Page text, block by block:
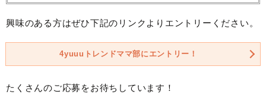
興味のある方はぜひ下記のリンクよりエントリーください。
4yuuuトレンドママ部にエントリー！
たくさんのご応募をお待ちしています！